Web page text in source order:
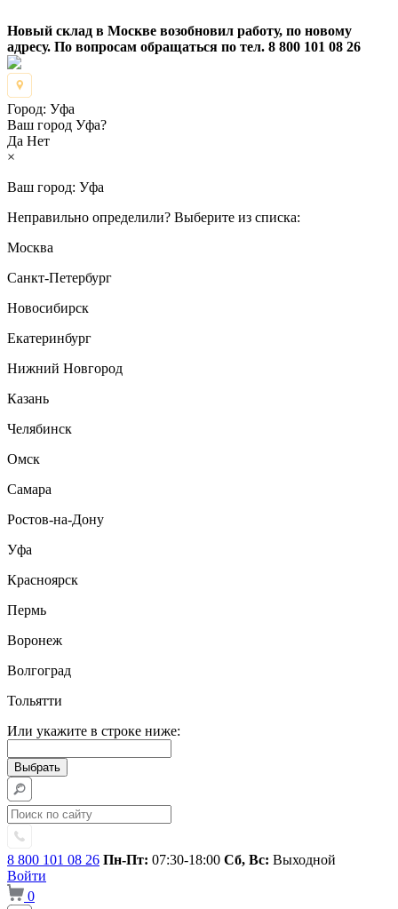
Новый склад в Москве возобновил работу, по новому
адресу. По вопросам обращаться по тел. 8 800 101 08 26
Город: Уфа
Ваш город Уфа?
Да Нет
×
Ваш город: Уфа
Неправильно определили? Выберите из списка:
Москва
Санкт-Петербург
Новосибирск
Екатеринбург
Нижний Новгород
Казань
Челябинск
Омск
Самара
Ростов-на-Дону
Уфа
Красноярск
Пермь
Воронеж
Волгоград
Тольятти
Или укажите в строке ниже:
8 800 101 08 26 Пн-Пт: 07:30-18:00 Сб, Вс: Выходной
Войти
0